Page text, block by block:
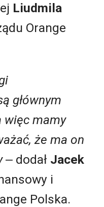
Liudmila
Orange
głównym
więc mamy
że ma on
‒ dodał Jacek
i
Polska.